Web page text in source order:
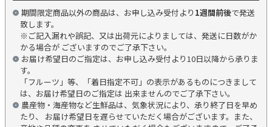
期間限定商品以外の商品は、お申し込み受付より 1週間前後で発送
致します。
※ご記入漏れや誤記、又は出荷元によりましては、発送に日数がか
かる場合が ございますのでご了承下さい。
お届け希望日のご指定は、お申し込み受付より10日以降から承りま
す。
「フルーツ」等、「着日指定不可」の表示があるものにつきまして
は、お届け希望日のご指定は 出来ませんのでご了承下さい。
農産物・海産物など生鮮品は、気象状況により、承り終了日を早め
たり、 お届け希望日を遅らせていただく場合がございます。また、